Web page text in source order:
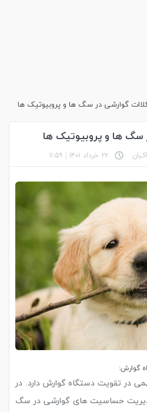
گوارشی در سگ ها و پروبیوتیک ها
سگ ها و پروبیوتیک ها
۲۲ خرداد ۱۴۰۱ ۱۱:۵۹
گوارش:
در تقویت دستگاه گوارش دارد. در
حساسیت های گوارشی در سگ